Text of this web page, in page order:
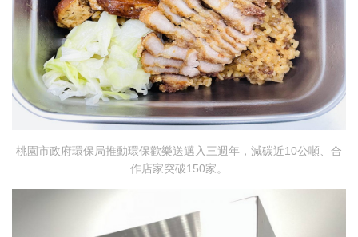
桃園市政府環保局推動環保歡樂送邁入三週年，減碳近10公噸、合
作店家突破150家。